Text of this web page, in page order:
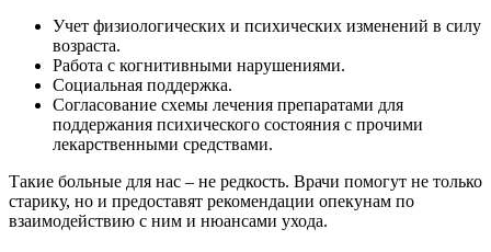
Учет физиологических и психических изменений в силу
возраста.
Работа с когнитивными нарушениями.
Социальная поддержка.
Согласование схемы лечения препаратами для
поддержания психического состояния с прочими
лекарственными средствами.
Такие больные для нас – не редкость. Врачи помогут не только
старику, но и предоставят рекомендации опекунам по
взаимодействию с ним и нюансами ухода.